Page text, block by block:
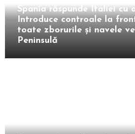
Spania răspunde Italiei cu
Introduce controale la
toate zborurile și navele
Peninsulă